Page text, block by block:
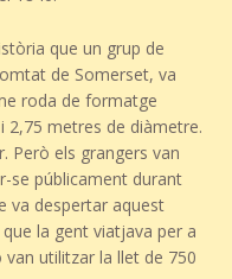
que un grup de
de Somerset, va
roda de formatge
2,75 metres de diàmetre.
Però els grangers van
se públicament durant
va despertar aquest
la gent viatjava per a
van utilitzar la llet de 750